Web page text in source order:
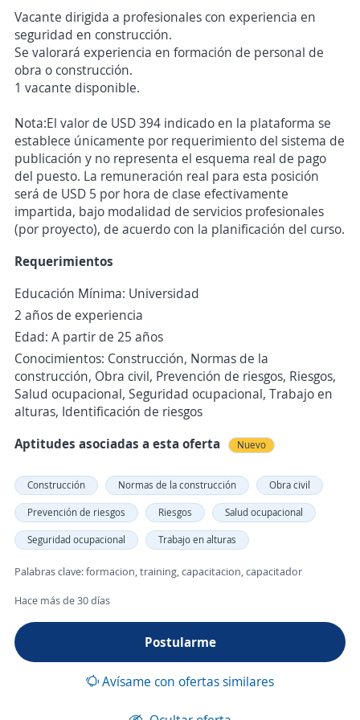
Vacante dirigida a profesionales con experiencia en
seguridad en construcción.
Se valorará experiencia en formación de personal de
obra o construcción.
1 vacante disponible.
Nota:El valor de USD 394 indicado en la plataforma se
establece únicamente por requerimiento del sistema de
publicación y no representa el esquema real de pago
del puesto. La remuneración real para esta posición
será de USD 5 por hora de clase efectivamente
impartida, bajo modalidad de servicios profesionales
(por proyecto), de acuerdo con la planificación del curso.
Requerimientos
Educación Mínima: Universidad
2 años de experiencia
Edad: A partir de 25 años
Conocimientos: Construcción, Normas de la
construcción, Obra civil, Prevención de riesgos, Riesgos,
Salud ocupacional, Seguridad ocupacional, Trabajo en
alturas, Identificación de riesgos
Aptitudes asociadas a esta oferta
Nuevo
Construcción Normas de la construcción
Obra civil
Prevención de riesgos
Riesgos
Salud ocupacional
Seguridad ocupacional
Trabajo en alturas
Palabras clave: formacion, training, capacitacion, capacitador
Hace más de 30 días
Postularme
Avísame con ofertas similares